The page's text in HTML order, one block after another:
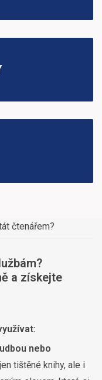
čtenářem?
a získejte
nebo
tištěné knihy, ale i